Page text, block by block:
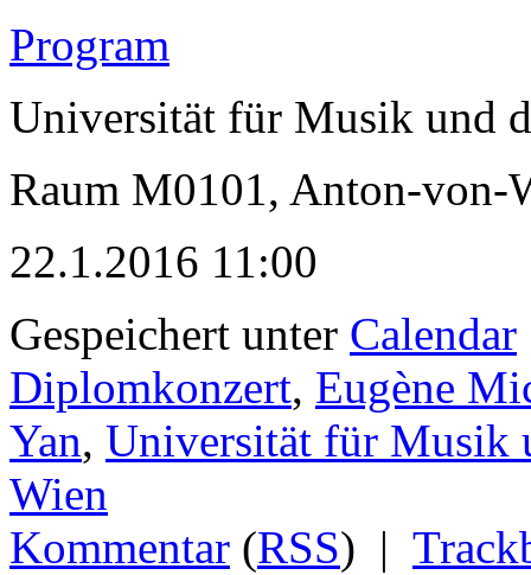
Program
Universität für Musik und
Raum M0101, Anton-von-
22.1.2016 11:00
Gespeichert unter Calendar
Diplomkonzert, Eugène
Yan, Universität für Musik
Wien
Kommentar (RSS) |